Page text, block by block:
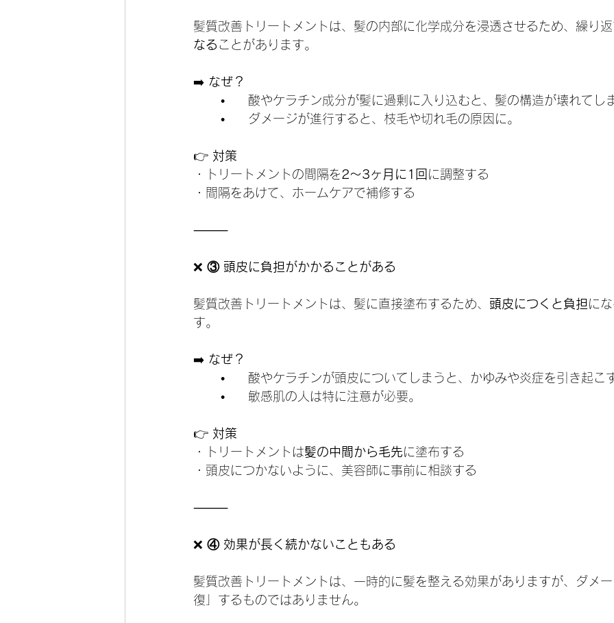
髪質改善トリートメントは、髪の内部に化学成分を浸透させるため、繰り返
なる ことがあります。
➡️ なぜ？
•	酸やケラチン成分が髪に過剰に入り込むと、髪の構造が壊れてし
	•	ダメージが進行すると、枝毛や切れ毛の原因に。
👉 対策
・トリートメントの間隔を 2〜3ヶ月に1回 に調整する
・間隔をあけて、ホームケアで補修する
⸻
❌ ③ 頭皮に負担がかかることがある
髪質改善トリートメントは、髪に直接塗布するため、 頭皮につくと負担 に
す。
➡️ なぜ？
•	酸やケラチンが頭皮についてしまうと、かゆみや炎症を引き起こ
	•	敏感肌の人は特に注意が必要。
👉 対策
・トリートメントは髪の中間から毛先に塗布する
・頭皮につかないように、美容師に事前に相談する
⸻
❌ ④ 効果が長く続かないこともある
髪質改善トリートメントは、一時的に髪を整える効果がありますが、ダメ
復」するものではありません。